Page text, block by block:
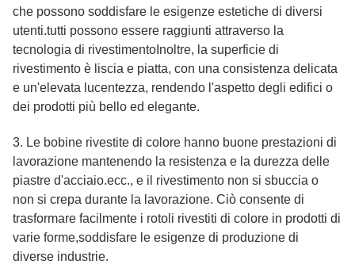
che possono soddisfare le esigenze estetiche di diversi
utenti.tutti possono essere raggiunti attraverso la
tecnologia di rivestimentoInoltre, la superficie di
rivestimento è liscia e piatta, con una consistenza delicata
e un'elevata lucentezza, rendendo l'aspetto degli edifici o
dei prodotti più bello ed elegante.
3. Le bobine rivestite di colore hanno buone prestazioni di
lavorazione mantenendo la resistenza e la durezza delle
piastre d'acciaio.ecc., e il rivestimento non si sbuccia o
non si crepa durante la lavorazione. Ciò consente di
trasformare facilmente i rotoli rivestiti di colore in prodotti di
varie forme,soddisfare le esigenze di produzione di
diverse industrie.